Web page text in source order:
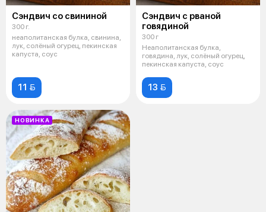
Сэндвич со свининой
300 г.
неаполитанская булка, свинина,
лук, солёный огурец, пекинская
капуста, соус
11 
Сэндвич с рваной
говядиной
300 г
Неаполитанская булка,
говядина, лук, солёный огурец,
пекинская капуста, соус
13 
НОВИНКА